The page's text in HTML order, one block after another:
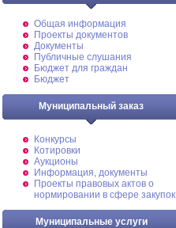
Общая информация
Проекты документов
Документы
Публичные слушания
Бюджет для граждан
Бюджет
Муниципальный заказ
Конкурсы
Котировки
Аукционы
Информация, документы
Проекты правовых актов о
нормировании в сфере закупок
Муниципальные услуги